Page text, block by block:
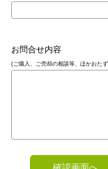
お問合せ内容
(ご購入、ご売却の相談等、ほかおた